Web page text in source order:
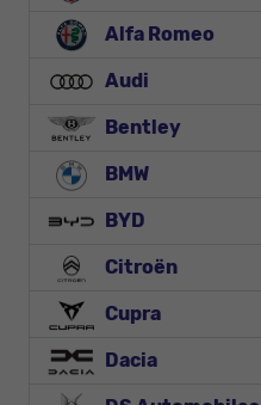
Alfa Romeo
Audi
Bentley
BMW
BYD
Citroën
Cupra
Dacia